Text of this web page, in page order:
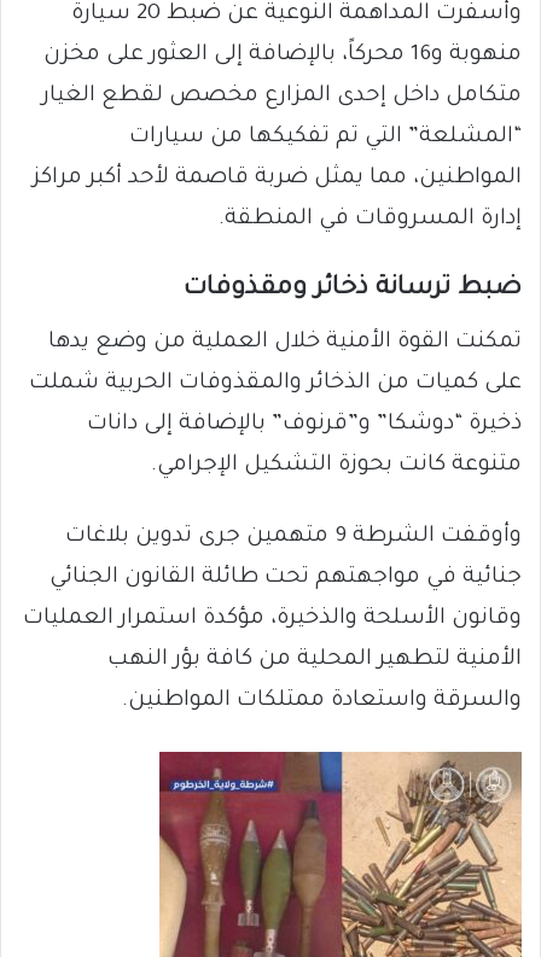
وأسفرت المداهمة النوعية عن ضبط 20 سيارة
منهوبة و16 محركاً، بالإضافة إلى العثور على مخزن
متكامل داخل إحدى المزارع مخصص لقطع الغيار
“المشلعة” التي تم تفكيكها من سيارات
المواطنين، مما يمثل ضربة قاصمة لأحد أكبر مراكز
إدارة المسروقات في المنطقة.
ضبط ترسانة ذخائر ومقذوفات
تمكنت القوة الأمنية خلال العملية من وضع يدها
على كميات من الذخائر والمقذوفات الحربية شملت
ذخيرة “دوشكا” و”قرنوف” بالإضافة إلى دانات
متنوعة كانت بحوزة التشكيل الإجرامي.
وأوقفت الشرطة 9 متهمين جرى تدوين بلاغات
جنائية في مواجهتهم تحت طائلة القانون الجنائي
وقانون الأسلحة والذخيرة، مؤكدة استمرار العمليات
الأمنية لتطهير المحلية من كافة بؤر النهب
والسرقة واستعادة ممتلكات المواطنين.